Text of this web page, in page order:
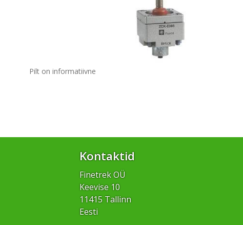
Pilt on informatiivne
Kontaktid
Finetrek OÜ
Keevise 10
11415 Tallinn
Eesti